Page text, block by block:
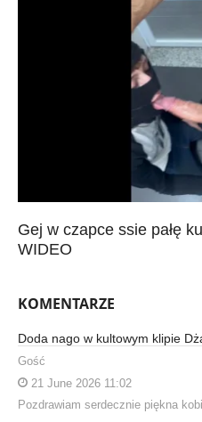
Gej w czapce ssie pałę
WIDEO
KOMENTARZE
Doda nago w kultowym klipie
Gość
21 June 2026 11:02
Pozdrawiam serdecznie piękna